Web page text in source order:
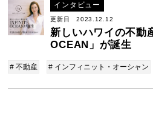
インタビュー
更新日 2023.12.12
新しいハワイの不動
OCEAN」が誕生
# 不動産 # インフィニット・オーシャン